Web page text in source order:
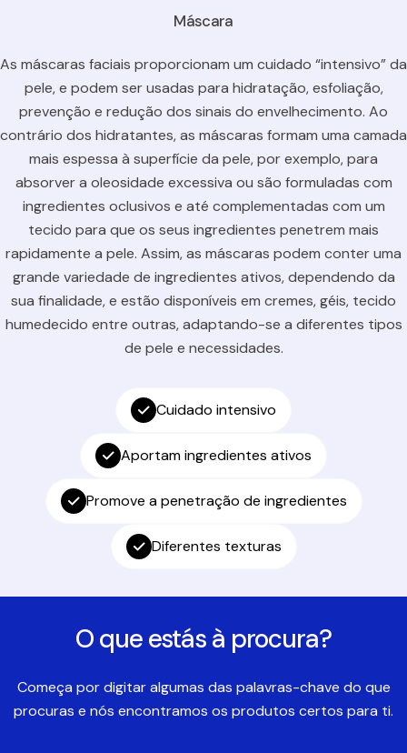
Máscara
As máscaras faciais proporcionam um cuidado “intensivo” da
pele, e podem ser usadas para hidratação, esfoliação,
prevenção e redução dos sinais do envelhecimento. Ao
contrário dos hidratantes, as máscaras formam uma camada
mais espessa à superfície da pele, por exemplo, para
absorver a oleosidade excessiva ou são formuladas com
ingredientes oclusivos e até complementadas com um
tecido para que os seus ingredientes penetrem mais
rapidamente a pele. Assim, as máscaras podem conter uma
grande variedade de ingredientes ativos, dependendo da
sua finalidade, e estão disponíveis em cremes, géis, tecido
humedecido entre outras, adaptando-se a diferentes tipos
de pele e necessidades.
Cuidado intensivo
Aportam ingredientes ativos
Promove a penetração de ingredientes
Diferentes texturas
O que estás à procura?
Começa por digitar algumas das palavras-chave do que
procuras e nós encontramos os produtos certos para ti.